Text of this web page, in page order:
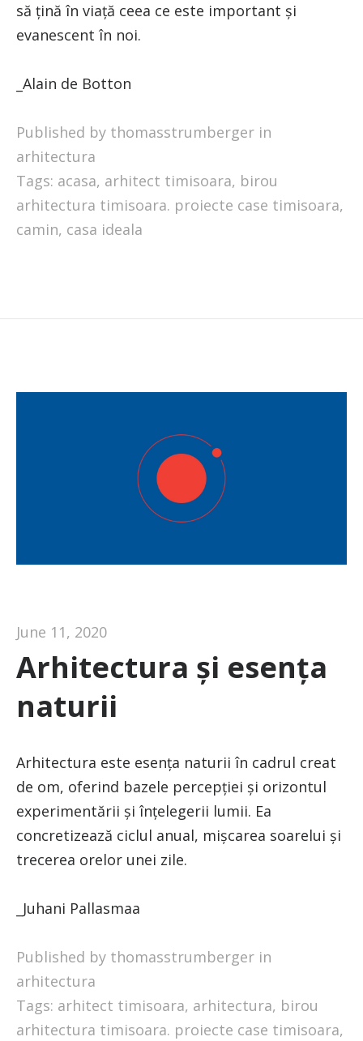
să țină în viață ceea ce este important și
evanescent în noi.
_Alain de Botton
Published by thomasstrumberger in
arhitectura
Tags: acasa, arhitect timisoara, birou
arhitectura timisoara. proiecte case timisoara,
camin, casa ideala
June 11, 2020
Arhitectura și esența
naturii
Arhitectura este esența naturii în cadrul creat
de om, oferind bazele percepției și orizontul
experimentării și înțelegerii lumii. Ea
concretizează ciclul anual, mișcarea soarelui și
trecerea orelor unei zile.
_Juhani Pallasmaa
Published by thomasstrumberger in
arhitectura
Tags: arhitect timisoara, arhitectura, birou
arhitectura timisoara. proiecte case timisoara,